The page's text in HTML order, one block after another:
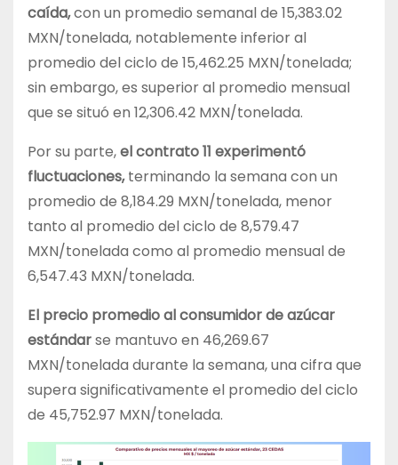
caída,con un promedio semanal de 15,383.02
MXN/tonelada, notablemente inferior al
promedio del ciclo de 15,462.25 MXN/tonelada;
sin embargo, es superior al promedio mensual
que se situó en 12,306.42 MXN/tonelada.
Por su parte,el contrato 11 experimentó
fluctuaciones,terminando la semana con un
promedio de 8,184.29 MXN/tonelada, menor
tanto al promedio del ciclo de 8,579.47
MXN/tonelada como al promedio mensual de
6,547.43 MXN/tonelada.
El precio promedio al consumidor de azúcar
estándarse mantuvo en 46,269.67
MXN/tonelada durante la semana, una cifra que
supera significativamente el promedio del ciclo
de 45,752.97 MXN/tonelada.